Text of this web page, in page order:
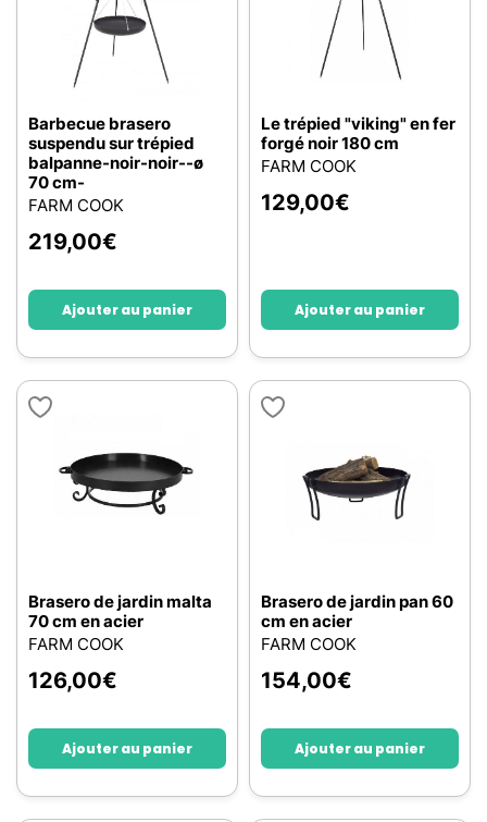
Barbecue brasero
suspendu sur trépied
balpanne-noir-noir--ø
70 cm-
FARM COOK
219,00€
Ajouter au panier
Le trépied "viking" en fer
forgé noir 180 cm
FARM COOK
129,00€
Ajouter au panier
Brasero de jardin malta
70 cm en acier
FARM COOK
126,00€
Ajouter au panier
Brasero de jardin pan 60
cm en acier
FARM COOK
154,00€
Ajouter au panier